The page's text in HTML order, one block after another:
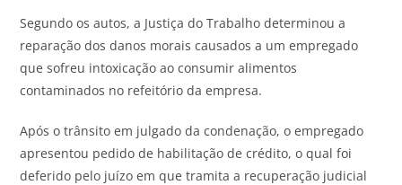
Segundo os autos, a Justiça do Trabalho determinou a
reparação dos danos morais causados a um empregado
que sofreu intoxicação ao consumir alimentos
contaminados no refeitório da empresa.
Após o trânsito em julgado da condenação, o empregado
apresentou pedido de habilitação de crédito, o qual foi
deferido pelo juízo em que tramita a recuperação judicial